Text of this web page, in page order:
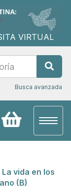
VIRTUAL
Busca avanzada
La vida en los
(B)